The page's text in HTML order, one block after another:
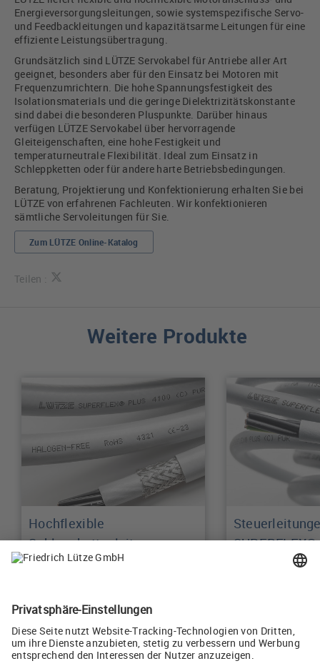
Energieversorgungsleitungen, sowie systemspezifische Servo-
und Feedbackleitungen und kapazitätsarme Leitungen für eine
effiziente Leistungsübertragung.
Grundsätzlich sind LÜTZE Servokabel für Antriebe aller Art
geeignet, besonders aber für den Einsatz bei Motoren mit
Frequenzumrichtern. Die hohe Spannungsfestigkeit des
Isolationsmaterials und die geringe Dielektrizitätskonstante
sind dabei die besonderen Pluspunkte. Darüber hinaus
verfügen LÜTZE Servokabel über hervorragende
Gleiteigenschaften, eine hohe Festigkeit und
temperaturneutrale Flexibilität. Ideal zum Einsatz in
Schleppketten oder für andere harte Betriebsbedingungen.
Beratung, Projektierung und Konfektionierung erhalten Sie bei
LÜTZE von erfahrenen Fachleuten. Wir konfektionieren
sämtliche Servoleitungen für Sie.
Zum LÜTZE Online-Katalog
Teilen :
Weitere Produkte
Hochflexible
Schleppkettenleitungen
Mehr erfahren